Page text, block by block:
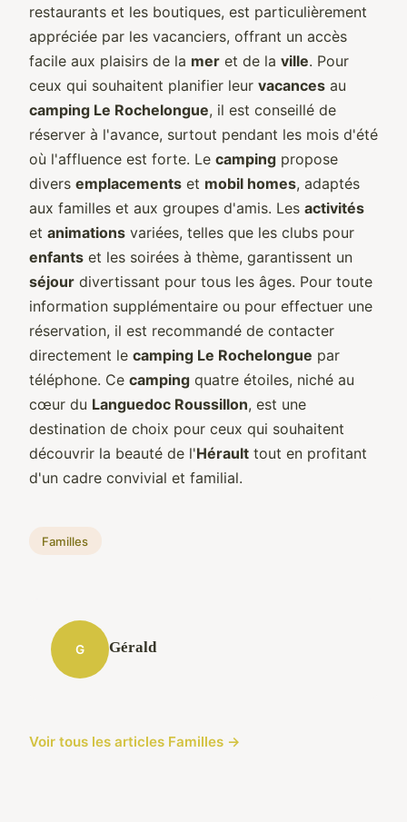
restaurants et les boutiques, est particulièrement
appréciée par les vacanciers, offrant un accès
facile aux plaisirs de la mer et de la ville. Pour
ceux qui souhaitent planifier leur vacances au
camping Le Rochelongue, il est conseillé de
réserver à l'avance, surtout pendant les mois d'été
où l'affluence est forte. Le camping propose
divers emplacements et mobil homes, adaptés
aux familles et aux groupes d'amis. Les activités
et animations variées, telles que les clubs pour
enfants et les soirées à thème, garantissent un
séjour divertissant pour tous les âges. Pour toute
information supplémentaire ou pour effectuer une
réservation, il est recommandé de contacter
directement le camping Le Rochelongue par
téléphone. Ce camping quatre étoiles, niché au
cœur du Languedoc Roussillon, est une
destination de choix pour ceux qui souhaitent
découvrir la beauté de l'Hérault tout en profitant
d'un cadre convivial et familial.
Familles
G Gérald
Voir tous les articles Familles →